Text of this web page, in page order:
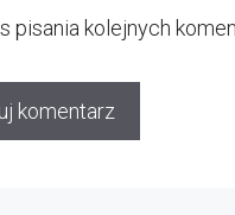
pisania kolejnych